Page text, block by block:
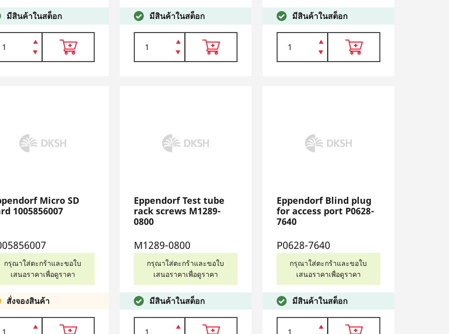
มีสินค้าในสต็อก มีสินค้าในสต็อก มีสินค้าในสต็อก
Micro SD
1005856007
กรุณาใส่ตะกร้าและขอใบ
เสนอราคาเพื่อดูราคา
สั่งจองสินค้า
Eppendorf Test tube
rack screws M1289-
0800
M1289-0800
กรุณาใส่ตะกร้าและขอใบ
เสนอราคาเพื่อดูราคา
มีสินค้าในสต็อก
Eppendorf Blind plug
for access port P0628-
7640
P0628-7640
กรุณาใส่ตะกร้าและขอใบ
เสนอราคาเพื่อดูราคา
มีสินค้าในสต็อก